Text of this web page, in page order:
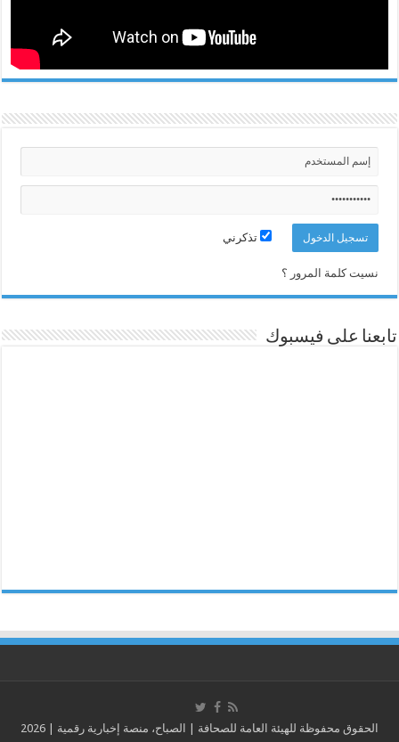
تذكرني
نسيت كلمة المرور ؟
تابعنا على فيسبوك
الحقوق محفوظة للهيئة العامة للصحافة | الصباح، منصة إخبارية رقمية | 2026